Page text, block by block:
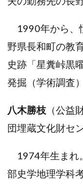
1990年から、
野県長和町の教
史跡「星糞峠黒
発掘（学術調査
八木勝枝 （公益
団埋蔵文化財セ
1974年生まれ
部史学地理学科